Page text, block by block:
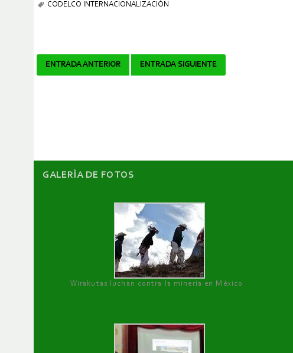
CODELCO INTERNACIONALIZACIÓN
Navegador
ENTRADA ANTERIOR ENTRADA SIGUIENTE
GALERÌA DE FOTOS
Wirakutas luchan contra la minería en México